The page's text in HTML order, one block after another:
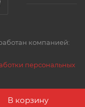
В корзину
компанией:
персональных